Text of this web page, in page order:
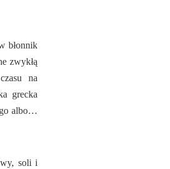
błonnik
zwykłą
na
grecka
albo…
soli i